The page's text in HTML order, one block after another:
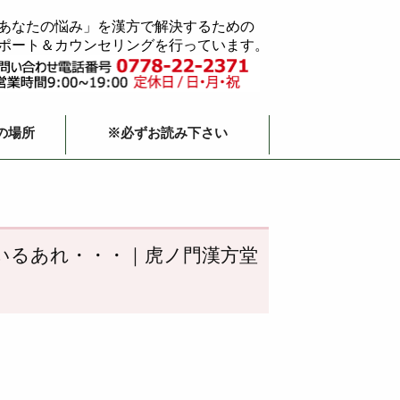
あなたの悩み」を漢方で解決するための
ート＆カウンセリングを行っています。
場所 ※必ずお読み下さい
あれ・・・｜虎ノ門漢方堂